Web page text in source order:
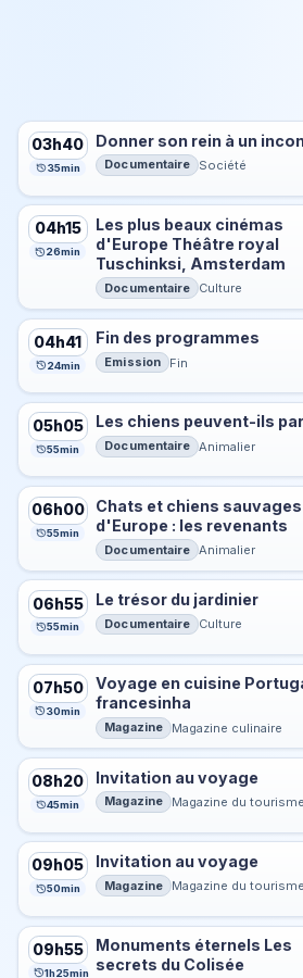
03h40
35min
Donner son rein à un
Documentaire Société
04h15
26min
Les plus beaux cinémas
d'Europe Théâtre royal
Tuschinksi, Amsterdam
Documentaire Culture
04h41
24min
Fin des programmes
Emission Fin
05h05
55min
Les chiens peuvent-ils
Documentaire Animalier
06h00
55min
Chats et chiens
d'Europe : les revenants
Documentaire Animalier
06h55
55min
Le trésor du jardinier
Documentaire Culture
07h50
30min
Voyage en cuisine
francesinha
Magazine Magazine culinaire
08h20
45min
Invitation au voyage
Magazine Magazine du tourisme
09h05
50min
Invitation au voyage
Magazine Magazine du tourisme
09h55
1h25min
Monuments éternels Les
secrets du Colisée